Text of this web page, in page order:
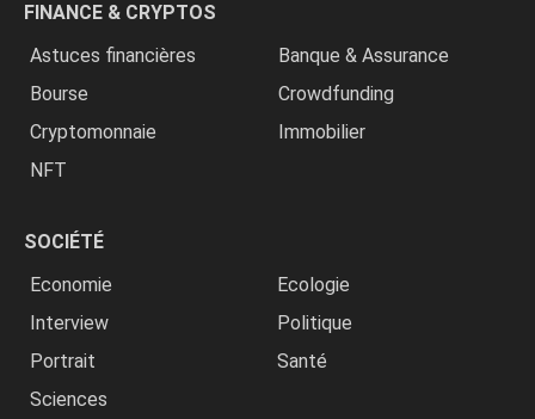
FINANCE & CRYPTOS
Astuces financières
Banque & Assurance
Bourse
Crowdfunding
Cryptomonnaie
Immobilier
NFT
SOCIÉTÉ
Economie
Ecologie
Interview
Politique
Portrait
Santé
Sciences